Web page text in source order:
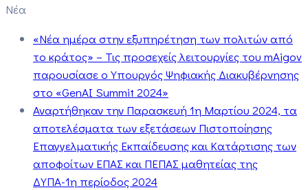
Νέα
«Νέα ημέρα στην εξυπηρέτηση των πολιτών από
το κράτος» – Τις προσεχείς λειτουργίες του mAigov
παρουσίασε ο Υπουργός Ψηφιακής Διακυβέρνησης
στο «GenAI Summit 2024»
Αναρτήθηκαν την Παρασκευή 1η Μαρτίου 2024, τα
αποτελέσματα των εξετάσεων Πιστοποίησης
Επαγγελματικής Εκπαίδευσης και Κατάρτισης των
αποφοίτων ΕΠΑΣ και ΠΕΠΑΣ μαθητείας της
ΔΥΠΑ-1η περίοδος 2024